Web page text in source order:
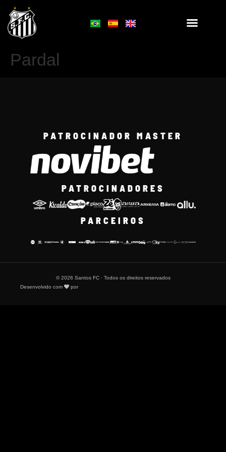
Pardal
PATROCINADOR MASTER
PATROCINADORES
PARCEIROS
© 2026 Santos FC · Todos os direitos reservados
Desenvolvido com
por